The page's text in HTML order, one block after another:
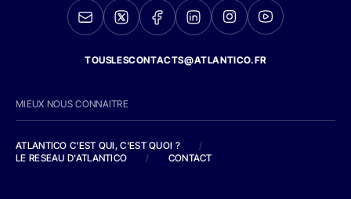
TOUSLESCONTACTS@ATLANTICO.FR
MIEUX NOUS CONNAITRE
ATLANTICO C'EST QUI, C'EST QUOI ?
/
LE RESEAU D'ATLANTICO
/ CONTACT